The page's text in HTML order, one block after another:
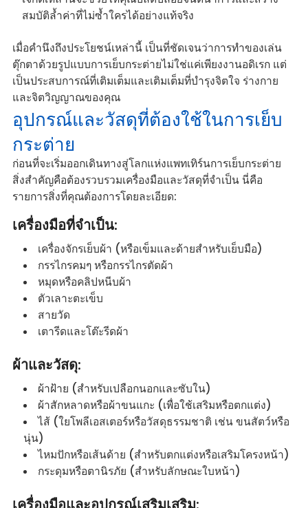
สมบัติล้ำค่าที่ไม่ซ้ำใครได้อย่างแท้จริง
เมื่อคำนึงถึงประโยชน์เหล่านี้ เป็นที่ชัดเจนว่าการทำของเล่น
ตุ๊กตาด้วยรูปแบบการเย็บกระต่ายไม่ใช่แค่เพียงงานอดิเรก แต่
เป็นประสบการณ์ที่เติมเต็มและเติมเต็มที่บำรุงจิตใจ ร่างกาย
และจิตวิญญาณของคุณ
อุปกรณ์และวัสดุที่ต้องใช้ในการเย็บ
กระต่าย
ก่อนที่จะเริ่มออกเดินทางสู่โลกแห่งแพทเทิร์นการเย็บกระต่าย
สิ่งสำคัญคือต้องรวบรวมเครื่องมือและวัสดุที่จำเป็น นี่คือ
รายการสิ่งที่คุณต้องการโดยละเอียด:
เครื่องมือที่จำเป็น:
เครื่องจักรเย็บผ้า (หรือเข็มและด้ายสำหรับเย็บมือ)
กรรไกรคมๆ หรือกรรไกรตัดผ้า
หมุดหรือคลิปหนีบผ้า
ตัวเลาะตะเข็บ
สายวัด
เตารีดและโต๊ะรีดผ้า
ผ้าและวัสดุ:
ผ้าฝ้าย (สำหรับเปลือกนอกและซับใน)
ผ้าสักหลาดหรือผ้าขนแกะ (เพื่อใช้เสริมหรือตกแต่ง)
ไส้ (ใยโพลีเอสเตอร์หรือวัสดุธรรมชาติ เช่น ขนสัตว์หรือ
นุ่น)
ไหมปักหรือเส้นด้าย (สำหรับตกแต่งหรือเสริมโครงหน้า)
กระดุมหรือตานิรภัย (สำหรับลักษณะใบหน้า)